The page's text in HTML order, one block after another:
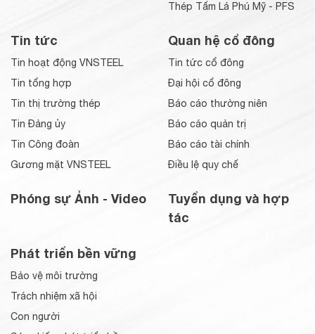
Thép Tấm Lá Phú Mỹ - PFS
Tin tức
Tin hoạt động VNSTEEL
Tin tổng hợp
Tin thị trường thép
Tin Đảng ủy
Tin Công đoàn
Gương mặt VNSTEEL
Phóng sự Ảnh - Video
Quan hệ cổ đông
Tin tức cổ đông
Đại hội cổ đông
Báo cáo thường niên
Báo cáo quản trị
Báo cáo tài chính
Điều lệ quy chế
Tuyển dụng và hợp
tác
Phát triển bền vững
Bảo vệ môi trường
Trách nhiệm xã hội
Con người